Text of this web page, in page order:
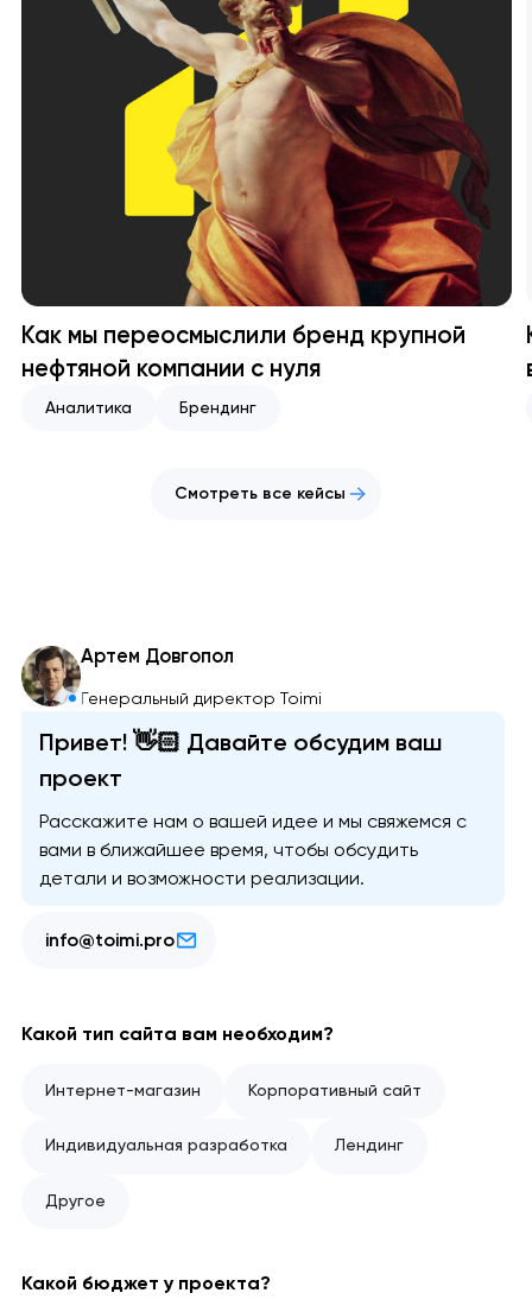
Как мы переосмыслили бренд крупной
нефтяной компании с нуля
Аналитика Брендинг
Смотреть все кейсы
Артем Довгопол
Генеральный директор Toimi
Привет! 👋🏻 Давайте обсудим ваш
проект
Расскажите нам о вашей идее и мы свяжемся с
вами в ближайшее время, чтобы обсудить
детали и возможности реализации.
info@toimi.pro
Какой тип сайта вам необходим?
Интернет-магазин Корпоративный сайт
Индивидуальная разработка Лендинг
Другое
Какой бюджет у проекта?